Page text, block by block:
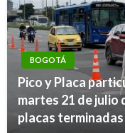
BOGOTÁ
Pico y Placa
martes 21 de julio
placas terminadas
BOGOTÁ
El próximo 13 de